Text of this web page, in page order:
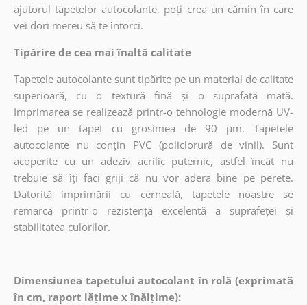
ajutorul tapetelor autocolante, poți crea un cămin în care
vei dori mereu să te întorci.
Tipărire de cea mai înaltă calitate
Tapetele autocolante sunt tipărite pe un material de calitate
superioară, cu o textură fină și o suprafață mată.
Imprimarea se realizează printr-o tehnologie modernă UV-
led pe un tapet cu grosimea de 90 µm. Tapetele
autocolante nu conțin PVC (policlorură de vinil). Sunt
acoperite cu un adeziv acrilic puternic, astfel încât nu
trebuie să îți faci griji că nu vor adera bine pe perete.
Datorită imprimării cu cerneală, tapetele noastre se
remarcă printr-o rezistență excelentă a suprafeței și
stabilitatea culorilor.
Dimensiunea tapetului autocolant în rolă (exprimată
în cm, raport lățime x înălțime):